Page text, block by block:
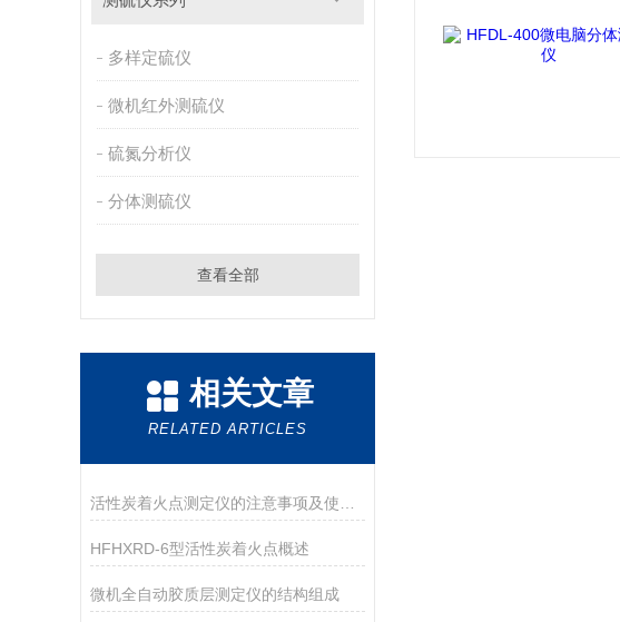
多样定硫仪
微机红外测硫仪
硫氮分析仪
分体测硫仪
查看全部
相关文章
RELATED ARTICLES
HFHXRD-6型活性炭着火点概述
微机全自动胶质层测定仪的结构组成